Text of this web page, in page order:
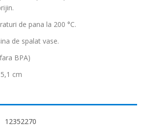
de pana la 200 °C.
de spalat vase.
BPA)
cm
12352270